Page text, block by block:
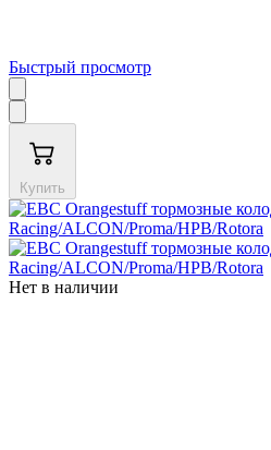
Быстрый просмотр
Купить
Нет в наличии